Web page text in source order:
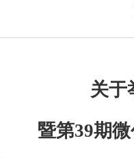
关于
暨第39期